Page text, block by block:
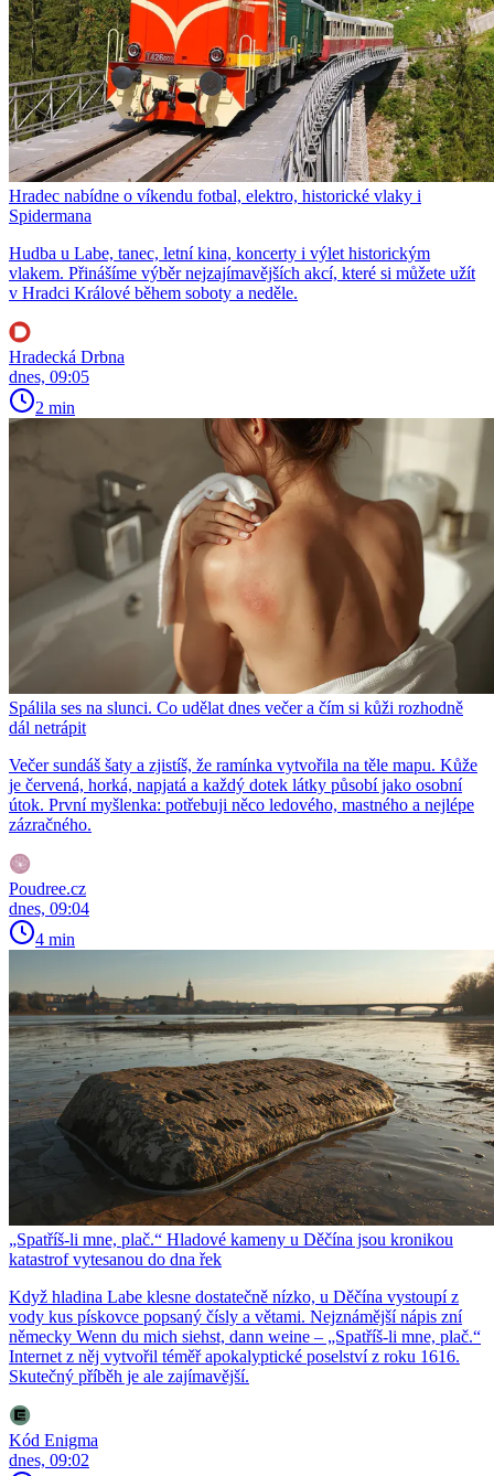
Hradec nabídne o víkendu fotbal, elektro, historické vlaky i
Spidermana
Hudba u Labe, tanec, letní kina, koncerty i výlet historickým
vlakem. Přinášíme výběr nejzajímavějších akcí, které si můžete užít
v Hradci Králové během soboty a neděle.
Hradecká Drbna
dnes, 09:05
2 min
Spálila ses na slunci. Co udělat dnes večer a čím si kůži rozhodně
dál netrápit
Večer sundáš šaty a zjistíš, že ramínka vytvořila na těle mapu. Kůže
je červená, horká, napjatá a každý dotek látky působí jako osobní
útok. První myšlenka: potřebuji něco ledového, mastného a nejlépe
zázračného.
Poudree.cz
dnes, 09:04
4 min
„Spatříš-li mne, plač.“ Hladové kameny u Děčína jsou kronikou
katastrof vytesanou do dna řek
Když hladina Labe klesne dostatečně nízko, u Děčína vystoupí z
vody kus pískovce popsaný čísly a větami. Nejznámější nápis zní
německy Wenn du mich siehst, dann weine – „Spatříš-li mne, plač.“
Internet z něj vytvořil téměř apokalyptické poselství z roku 1616.
Skutečný příběh je ale zajímavější.
Kód Enigma
dnes, 09:02